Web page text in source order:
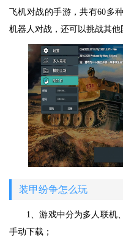
飞机对战的手游，共有60多
机器人对战，还可以挑战其他
装甲纷争怎么玩
1、游戏中分为多人联机
手动下载；